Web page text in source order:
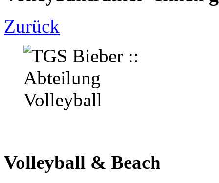
Zurück
Volleyball & Beach